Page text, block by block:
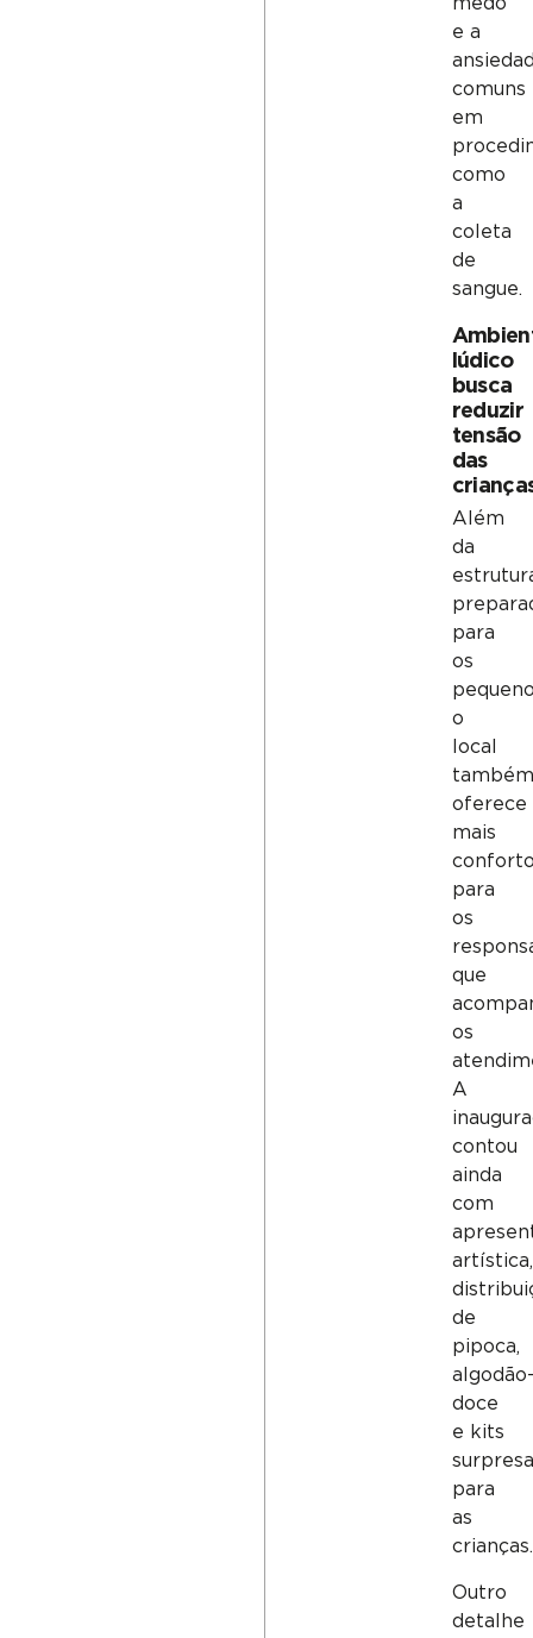
e a
comuns
em
como
a
coleta
de
sangue.
lúdico
busca
reduzir
tensão
das
Além
da
para
os
o
local
também
oferece
mais
para
os
que
os
A
contou
ainda
com
artística,
de
pipoca,
algodão-
doce
e kits
surpresa
para
as
crianças.
Outro
detalhe